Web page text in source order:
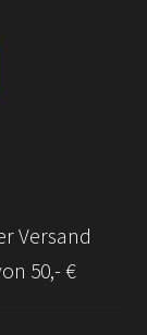
Versand
50,- €